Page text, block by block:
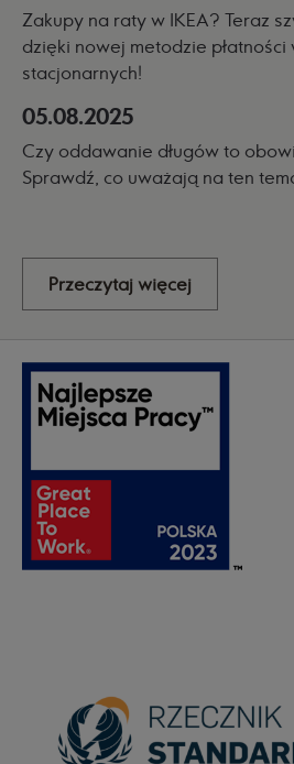
Zakupy na raty w IKEA? Teraz
dzięki nowej metodzie płatności
stacjonarnych!
05.08.2025
Czy oddawanie długów to
Sprawdź, co uważają na ten
Przeczytaj więcej